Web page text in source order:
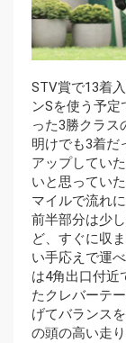
STV賞で13着
ンSを使う予
った3勝クラス
明けでも3着だ
アップしてい
いと思ってい
マイルで流れ
前半部分は少
ど、すぐに収
い手応えで運
は4角出口付近
たクレバーテ
げてバランス
の頭の高い走